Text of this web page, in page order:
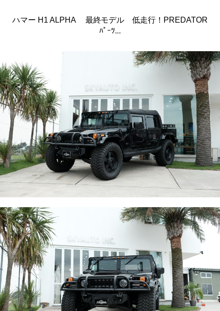
ハマー H1 ALPHA 最終モデル 低走行！PREDATOR
ﾊﾟｰﾂ...